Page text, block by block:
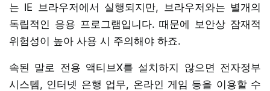
는 IE 브라우저에서 실행되지만, 브라우저와는 별개의
독립적인 응용 프로그램입니다. 때문에 보안상 잠재적
위험성이 높아 사용 시 주의해야 하죠.
속된 말로 전용 액티브X를 설치하지 않으면 전자정부
시스템, 인터넷 은행 업무, 온라인 게임 등을 이용할 수